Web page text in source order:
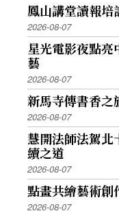
鳳山講堂讀報
2026-08-07
星光電影夜點
藝
2026-08-07
新馬寺傳書香
2026-08-07
慧開法師法駕
續之道
2026-08-07
點畫共繪藝術
2026-08-07